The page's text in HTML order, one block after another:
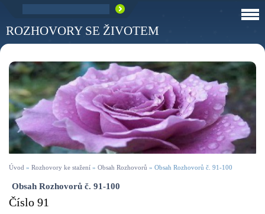
ROZHOVORY SE ŽIVOTEM
Úvod » Rozhovory ke stažení » Obsah Rozhovorů » Obsah Rozhovorů č. 91-100
Obsah Rozhovorů č. 91-100
Číslo 91